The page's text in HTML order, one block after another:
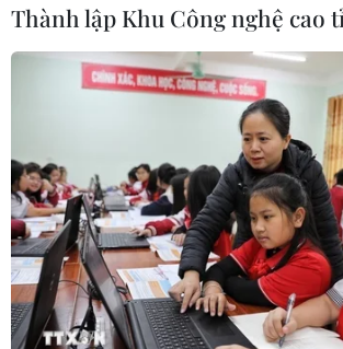
Xem thêm
CƠ QUAN CHỦ QUẢN: THÔNG TẤN XÃ VIỆT NAM
Tổng Biên tập: TRẦN TIẾN DUẨN
Phó Tổng Biên tập: NGUYỄN THỊ TÁM,
THỦY
Thành lập Khu Công nghệ cao